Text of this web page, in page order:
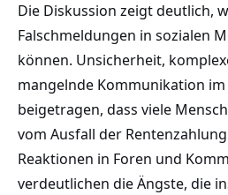
Die Diskussion zeigt deutlich,
Falschmeldungen in sozialen
können. Unsicherheit,
mangelnde Kommunikation
beigetragen, dass viele
vom Ausfall der
Reaktionen in Foren und
verdeutlichen die Ängste, die